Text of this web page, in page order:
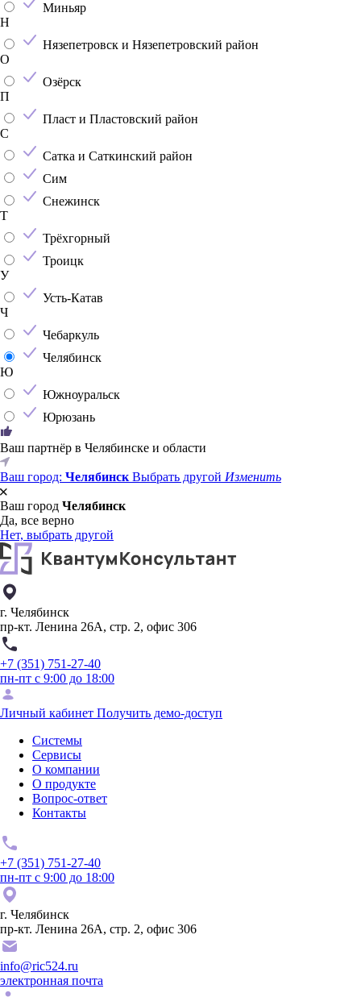
Миньяр
Н
Нязепетровск и Нязепетровский район
О
Озёрск
П
Пласт и Пластовский район
С
Сатка и Саткинский район
Сим
Снежинск
Т
Трёхгорный
Троицк
У
Усть-Катав
Ч
Чебаркуль
Челябинск
Ю
Южноуральск
Юрюзань
Ваш партнёр в Челябинске и области
Ваш город: Челябинск Выбрать другой Изменить
Ваш город Челябинск
Да, все верно
Нет, выбрать другой
г. Челябинск
пр-кт. Ленина 26А, стр. 2, офис 306
+7 (351) 751-27-40
пн-пт с 9:00 до 18:00
Личный кабинет Получить демо-доступ
Системы
Сервисы
О компании
О продукте
Вопрос-ответ
Контакты
+7 (351) 751-27-40
пн-пт с 9:00 до 18:00
г. Челябинск
пр-кт. Ленина 26А, стр. 2, офис 306
info@ric524.ru
электронная почта